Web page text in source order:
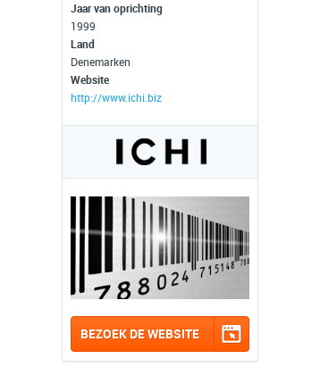
Jaar van oprichting
1999
Land
Denemarken
Website
http://www.ichi.biz
BEZOEK DE WEBSITE